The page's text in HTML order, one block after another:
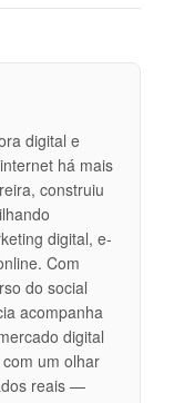
digital e
há mais
construiu
digital, e-
Com
do social
acompanha
digital
um olhar
reais —